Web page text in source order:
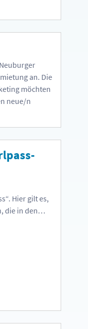
an. Die
möchten
neue/n
Hier gilt es,
die in den